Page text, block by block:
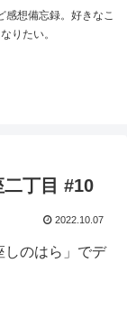
感想備忘録。好きなこ
りたい。
二丁目 #10
2022.10.07
しのはら」でデ